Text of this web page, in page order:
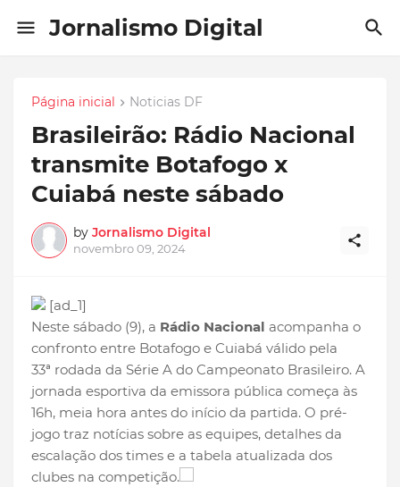
Jornalismo Digital
Página inicial Noticias DF
Brasileirão: Rádio Nacional
transmite Botafogo x
Cuiabá neste sábado
by Jornalismo Digital
novembro 09, 2024
[ad_1]
Neste sábado (9), a Rádio Nacional acompanha o
confronto entre Botafogo e Cuiabá válido pela
33ª rodada da Série A do Campeonato Brasileiro. A
jornada esportiva da emissora pública começa às
16h, meia hora antes do início da partida. O pré-
jogo traz notícias sobre as equipes, detalhes da
escalação dos times e a tabela atualizada dos
clubes na competição.